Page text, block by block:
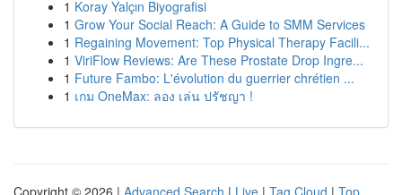
1 Koray Yalçın Biyografisi
1 Grow Your Social Reach: A Guide to SMM Services
1 Regaining Movement: Top Physical Therapy Facili...
1 ViriFlow Reviews: Are These Prostate Drop Ingre...
1 Future Fambo: L'évolution du guerrier chrétien ...
1 เกม OneMax: ลอง เล่น ปรัชญา !
Copyright © 2026 | Advanced Search | Live | Tag Cloud | Top